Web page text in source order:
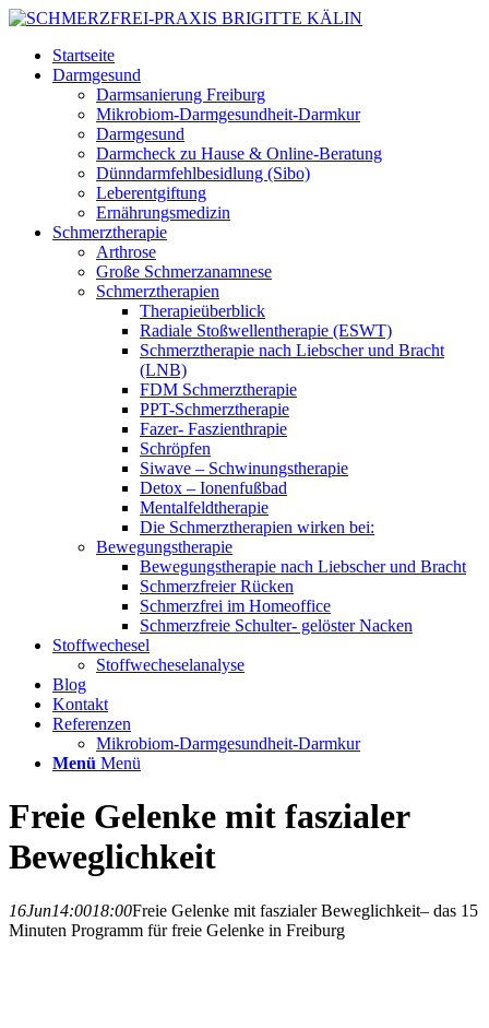
Startseite
Darmgesund
Darmsanierung Freiburg
Mikrobiom-Darmgesundheit-Darmkur
Darmgesund
Darmcheck zu Hause & Online-Beratung
Dünndarmfehlbesidlung (Sibo)
Leberentgiftung
Ernährungsmedizin
Schmerztherapie
Arthrose
Große Schmerzanamnese
Schmerztherapien
Therapieüberblick
Radiale Stoßwellentherapie (ESWT)
Schmerztherapie nach Liebscher und Bracht
(LNB)
FDM Schmerztherapie
PPT-Schmerztherapie
Fazer- Faszienthrapie
Schröpfen
Siwave – Schwinungstherapie
Detox – Ionenfußbad
Mentalfeldtherapie
Die Schmerztherapien wirken bei:
Bewegungstherapie
Bewegungstherapie nach Liebscher und Bracht
Schmerzfreier Rücken
Schmerzfrei im Homeoffice
Schmerzfreie Schulter- gelöster Nacken
Stoffwechesel
Stoffwecheselanalyse
Blog
Kontakt
Referenzen
Mikrobiom-Darmgesundheit-Darmkur
Menü Menü
Freie Gelenke mit faszialer
Beweglichkeit
16Jun14:0018:00Freie Gelenke mit faszialer Beweglichkeit– das 15
Minuten Programm für freie Gelenke in Freiburg